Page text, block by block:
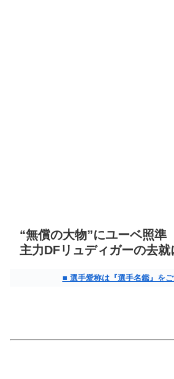
“無償の大物”にユーベ照
主力DFリュディガーの去就
■ 選手愛称は『選手名鑑』を